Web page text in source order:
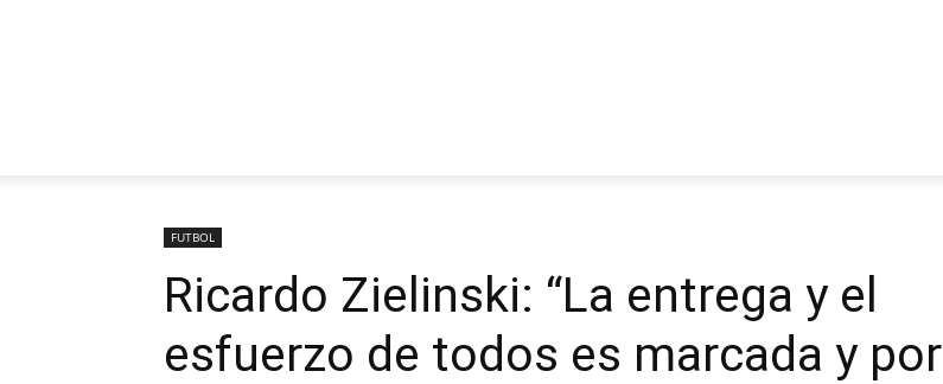
FUTBOL
Ricardo Zielinski: “La entrega y el
esfuerzo de todos es marcada y por